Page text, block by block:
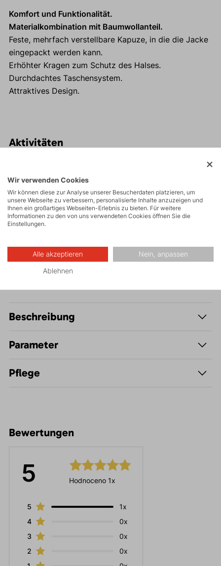
Komfort und Funktionalität.
Materialkombination mit Baumwollanteil.
Feste, mehrfach verstellbare Kapuze, in die die Jacke
eingepackt werden kann.
Erhöhter Kragen zum Schutz des Halses.
Durchdachtes Taschensystem.
Attraktives Design.
Aktivitäten
Wandern
Freizeit - Casual
Beschreibung
Parameter
Pflege
Bewertungen
5 Hodnoceno 1x
5
1x
4
0x
3
0x
2
0x
Wir verwenden Cookies
Wir können diese zur Analyse unserer Besucherdaten platzieren, um
unsere Webseite zu verbessern, personalisierte Inhalte anzuzeigen und
Ihnen ein großartiges Webseiten-Erlebnis zu bieten. Für weitere
Informationen zu den von uns verwendeten Cookies öffnen Sie die
Einstellungen.
Alle akzeptieren Nein, anpassen
Ablehnen